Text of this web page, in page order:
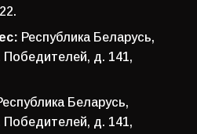
Республика Беларусь,
Победителей, д. 141,
Беларусь,
Победителей, д. 141,